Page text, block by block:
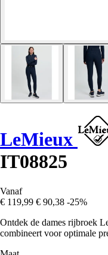
LeMieux
IT08825
Vanaf
€ 119,99 € 90,38 -25%
Ontdek de dames rijbroek
combineert voor optimale